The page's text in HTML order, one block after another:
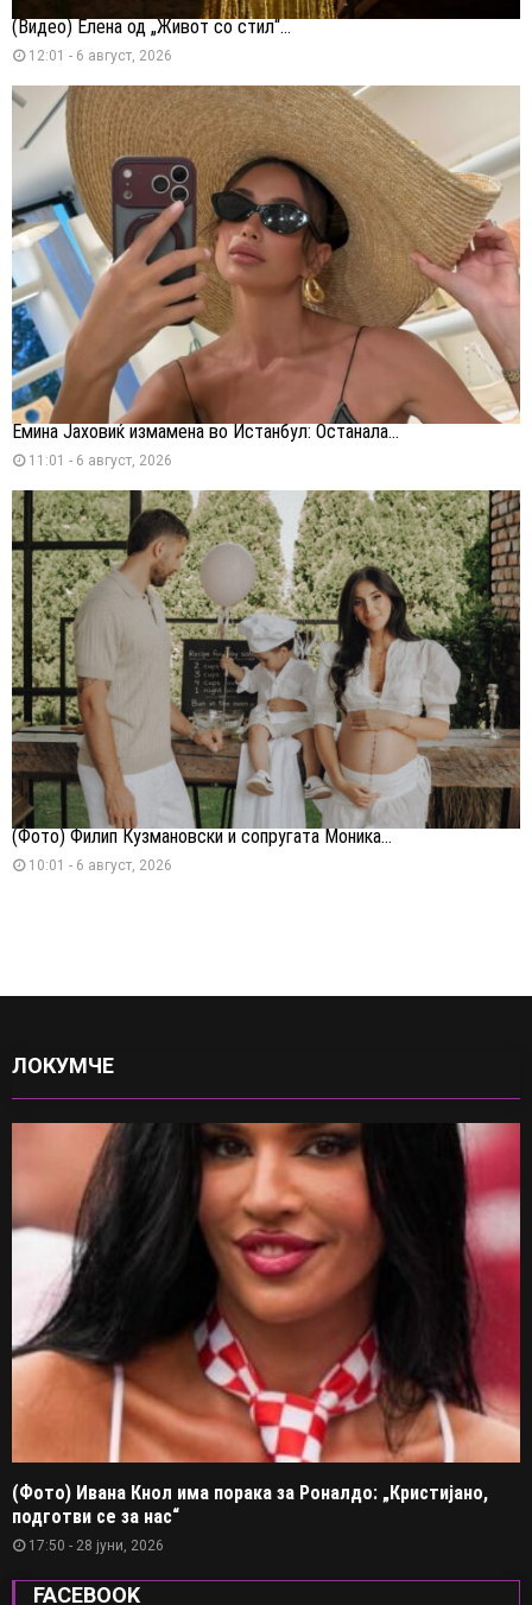
(Видео) Елена од „Живот со стил“...
12:01 - 6 август, 2026
Емина Јаховиќ измамена во Истанбул: Останала...
11:01 - 6 август, 2026
(Фото) Филип Кузмановски и сопругата Моника...
10:01 - 6 август, 2026
ЛОКУМЧЕ
(Фото) Ивана Кнол има порака за Роналдо: „Кристијано,
подготви се за нас“
17:50 - 28 јуни, 2026
FACEBOOK